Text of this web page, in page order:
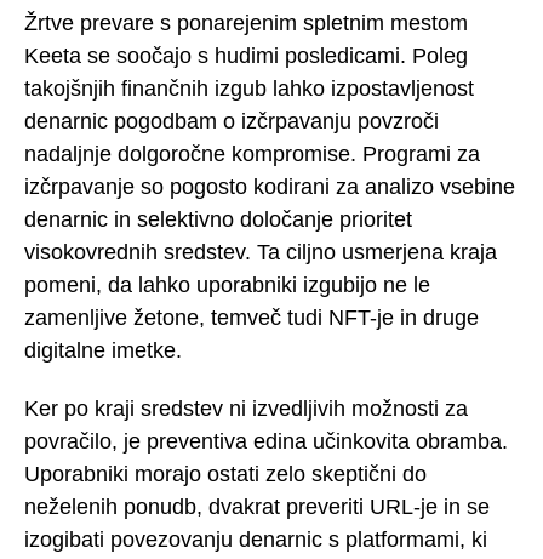
Žrtve prevare s ponarejenim spletnim mestom
Keeta se soočajo s hudimi posledicami. Poleg
takojšnjih finančnih izgub lahko izpostavljenost
denarnic pogodbam o izčrpavanju povzroči
nadaljnje dolgoročne kompromise. Programi za
izčrpavanje so pogosto kodirani za analizo vsebine
denarnic in selektivno določanje prioritet
visokovrednih sredstev. Ta ciljno usmerjena kraja
pomeni, da lahko uporabniki izgubijo ne le
zamenljive žetone, temveč tudi NFT-je in druge
digitalne imetke.
Ker po kraji sredstev ni izvedljivih možnosti za
povračilo, je preventiva edina učinkovita obramba.
Uporabniki morajo ostati zelo skeptični do
neželenih ponudb, dvakrat preveriti URL-je in se
izogibati povezovanju denarnic s platformami, ki